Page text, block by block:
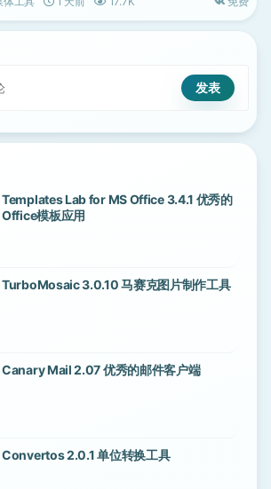
Templates Lab for MS Office 3.4.1 优秀的
Office模板应用
TurboMosaic 3.0.10 马赛克图片制作工具
Canary Mail 2.07 优秀的邮件客户端
Convertos 2.0.1 单位转换工具